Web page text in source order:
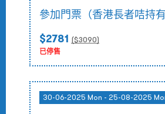
參加門票（香港長者咭持有
$2781 ($3090)
已停售
30-06-2025 Mon - 25-08-2025